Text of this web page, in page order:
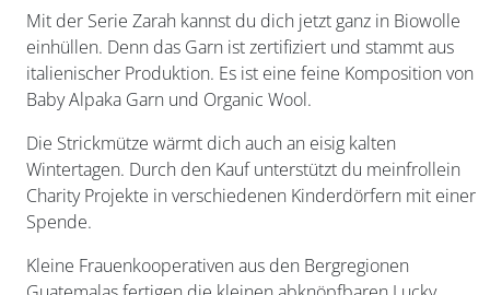
Mit der Serie Zarah kannst du dich jetzt ganz in Biowolle
einhüllen. Denn das Garn ist zertifiziert und stammt aus
italienischer Produktion. Es ist eine feine Komposition von
Baby Alpaka Garn und Organic Wool.
Die Strickmütze wärmt dich auch an eisig kalten
Wintertagen. Durch den Kauf unterstützt du meinfrollein
Charity Projekte in verschiedenen Kinderdörfern mit einer
Spende.
Kleine Frauenkooperativen aus den Bergregionen